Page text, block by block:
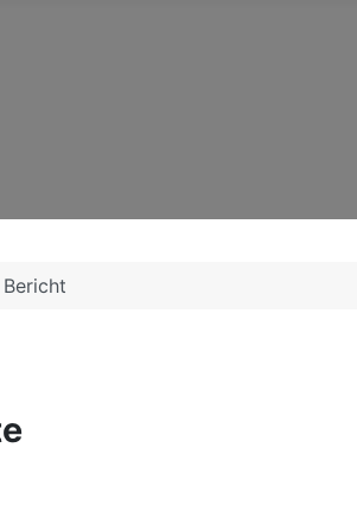
Bericht